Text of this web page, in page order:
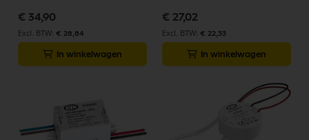
€ 34,90
€ 28,84
In winkelwagen
€ 27,02
€ 22,33
In winkelwagen